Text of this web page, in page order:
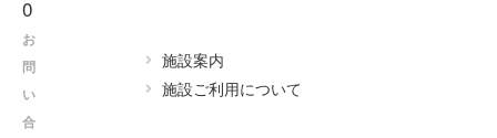
0
お
問
い
合
施設案内
施設ご利用について